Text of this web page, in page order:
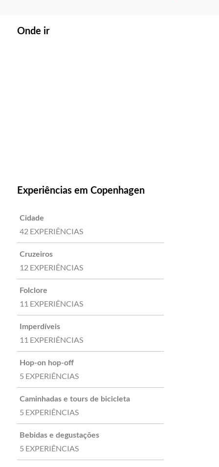
Onde ir
Experiências em Copenhagen
Cidade
42 EXPERIÊNCIAS
Cruzeiros
12 EXPERIÊNCIAS
Folclore
11 EXPERIÊNCIAS
Imperdíveis
11 EXPERIÊNCIAS
Hop-on hop-off
5 EXPERIÊNCIAS
Caminhadas e tours de bicicleta
5 EXPERIÊNCIAS
Bebidas e degustações
5 EXPERIÊNCIAS